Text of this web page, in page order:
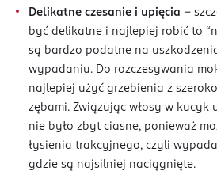
Delikatne czesanie i upięcia –
być delikatne i najlepiej robić to
są bardzo podatne na
wypadaniu. Do rozczesywania
najlepiej użyć grzebienia z
zębami. Związując włosy w kucyk
nie było zbyt ciasne, ponieważ
łysienia trakcyjnego, czyli
gdzie są najsilniej naciągnięte.